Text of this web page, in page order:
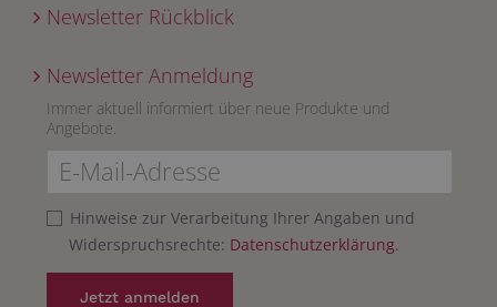
Newsletter Rückblick
Newsletter Anmeldung
Immer aktuell informiert über neue Produkte und
Angebote.
Hinweise zur Verarbeitung Ihrer Angaben und
Widerspruchsrechte: Datenschutzerklärung.